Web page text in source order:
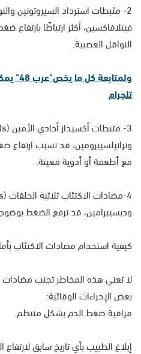
فينلافاكسين، أكثر ارتباطًا بارتفاع
النواقل العصبية.
تلجرام
وترانيلسيبرومين، قد تسبب ارتفاع
مع أطعمة أو أدوية معينة.
وديسيبرامين، قد ترفع الضغط
كيفية استخدام مضادات الاكتئاب
لا تعني هذه المخاطر تجنب مضادات
بعض الإجراءات الوقائية:
مراقبة ضغط الدم بشكل منتظم.
إبلاغ الطبيب بأي تاريخ سابق